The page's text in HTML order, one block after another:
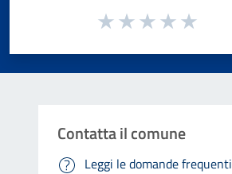
Valuta da 1 a 5 stelle la pagina
Contatta il comune
Leggi le domande frequenti